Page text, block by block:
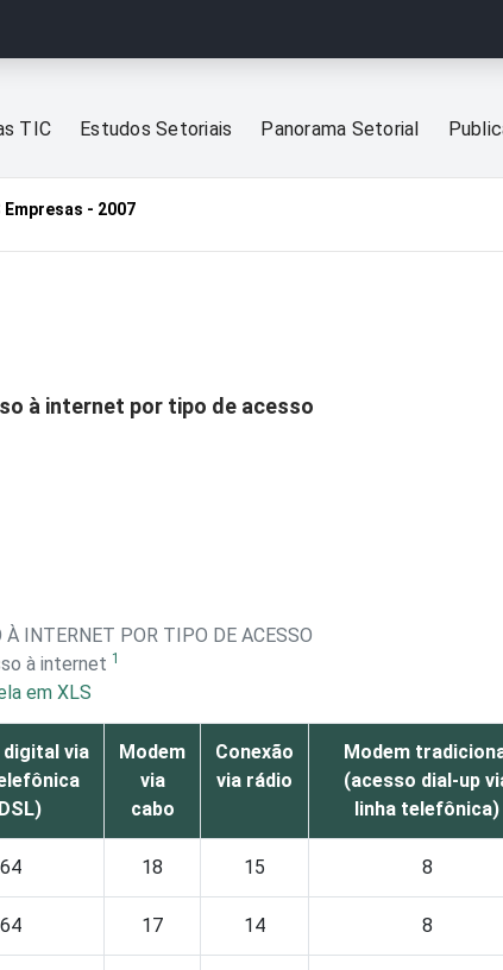
TIC Estudos Setoriais Panorama Setorial
Empresas - 2007
à internet por tipo de acesso
INTERNET POR TIPO DE ACESSO
à internet 1
em XLS
digital via
Modem
via
cabo
Conexão
via rádio
Modem
(acesso dial-up
linha telefônica)
64 18 15 8
64 17 14 8